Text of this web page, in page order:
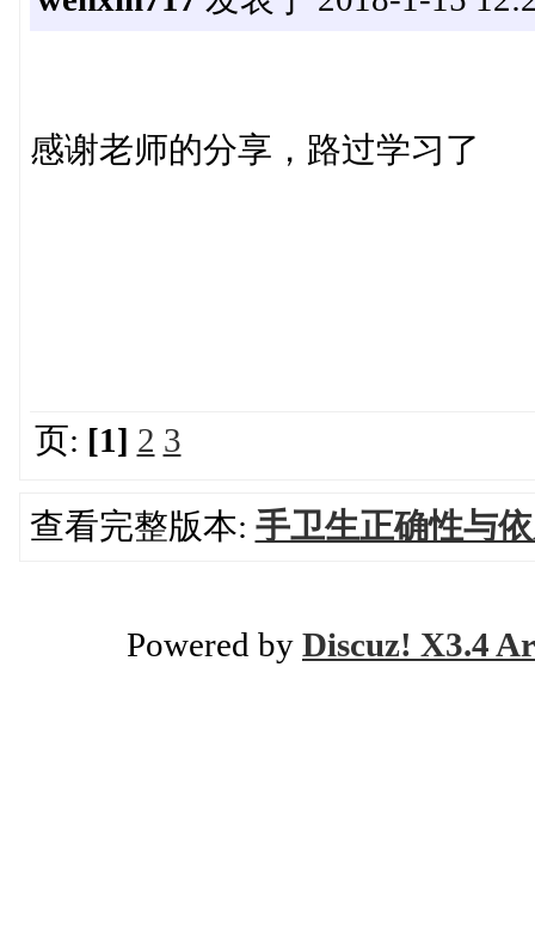
感谢老师的分享，路过学习了
页: [1] 2 3
查看完整版本: 手卫生正确性与
Powered by Discuz! X3.4